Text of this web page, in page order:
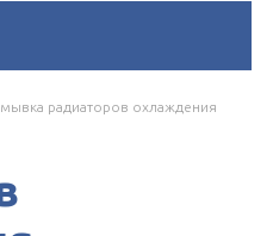
радиаторов охлаждения